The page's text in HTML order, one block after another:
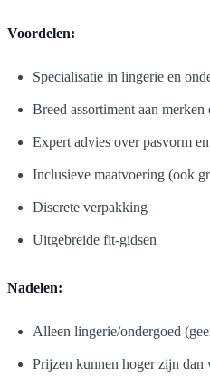
Voordelen:
Specialisatie in lingerie en
Breed assortiment aan merken
Expert advies over pasvorm
Inclusieve maatvoering (ook
Discrete verpakking
Uitgebreide fit-gidsen
Nadelen:
Alleen lingerie/ondergoed
Prijzen kunnen hoger zijn dan